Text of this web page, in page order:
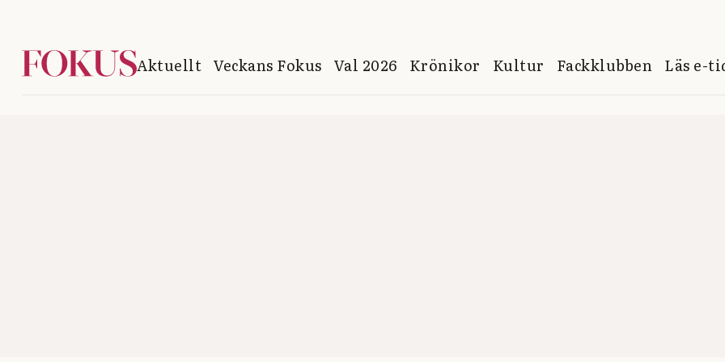
Aktuellt Veckans Fokus Val 2026 Krönikor Kultur Fackklubben Läs e-